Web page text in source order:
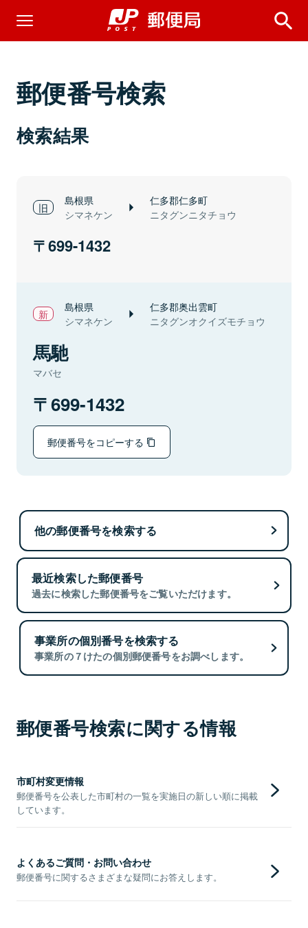
郵便番号検索
検索結果
島根県
シマネケン
仁多郡仁多町
ニタグンニタチョウ
699-1432
島根県
シマネケン
仁多郡奥出雲町
ニタグンオクイズモチョウ
馬馳
マバセ
699-1432
郵便番号をコピーする
他の郵便番号を検索する
最近検索した郵便番号
過去に検索した郵便番号をご覧いただけます。
事業所の個別番号を検索する
事業所の７けたの個別郵便番号をお調べします。
郵便番号検索に関する情報
市町村変更情報
郵便番号を公表した市町村の一覧を実施日の新しい順に掲載
しています。
よくあるご質問・お問い合わせ
郵便番号に関するさまざまな疑問にお答えします。